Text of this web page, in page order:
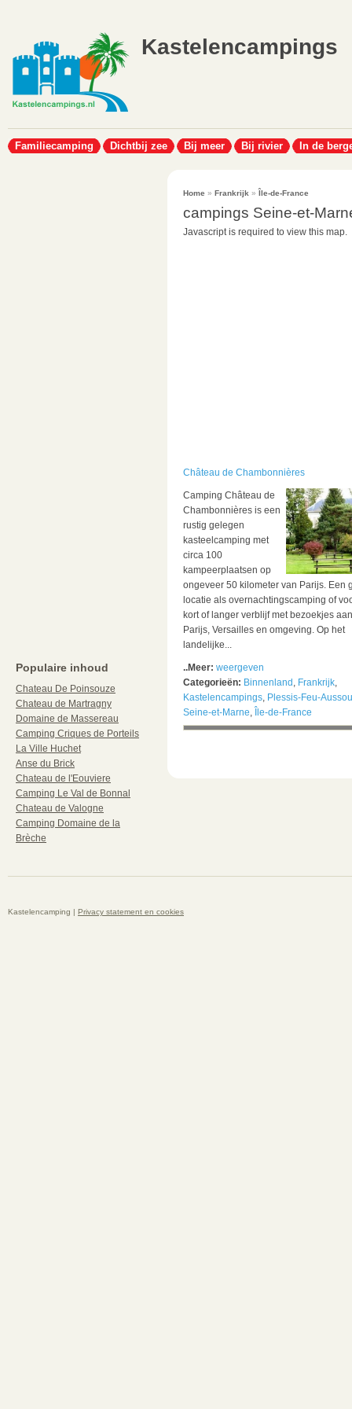
Kastelencampings
Familiecamping Dichtbij zee Bij meer Bij rivier In de
Populaire inhoud
Chateau De Poinsouze
Chateau de Martragny
Domaine de Massereau
Camping Criques de Porteils
La Ville Huchet
Anse du Brick
Chateau de l'Eouviere
Camping Le Val de Bonnal
Chateau de Valogne
Camping Domaine de la
Brèche
Home » Frankrijk » Île-de-France
campings Seine-et-
Javascript is required to view this map.
Château de Chambonnières
Camping Château de
Chambonnières is een
rustig gelegen
kasteelcamping met
circa 100
kampeerplaatsen op
ongeveer 50 kilometer van Parijs. Een
locatie als overnachtingscamping of
kort of langer verblijf met bezoekjes aan
Parijs, Versailles en omgeving. Op het
landelijke...
..Meer: weergeven
Categorieën: Binnenland , Frankrijk,
Kastelencampings, Plessis-Feu-
Seine-et-Marne, Île-de-France
Kastelencamping | Privacy statement en cookies